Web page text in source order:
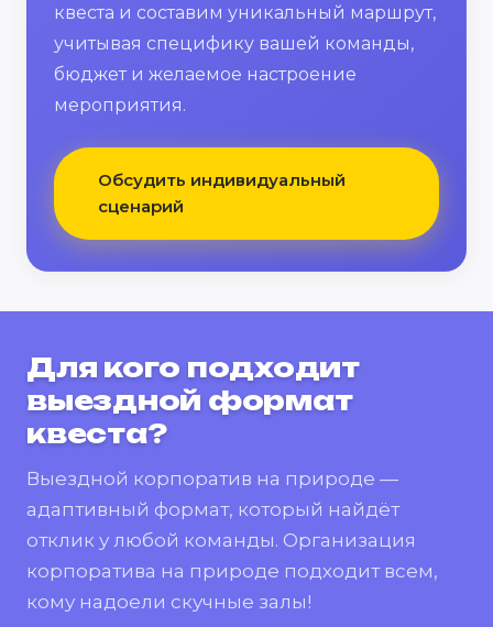
квеста и составим уникальный маршрут,
учитывая специфику вашей команды,
бюджет и желаемое настроение
мероприятия.
Обсудить индивидуальный
сценарий
Для кого подходит
выездной формат
квеста?
Выездной корпоратив на природе —
адаптивный формат, который найдёт
отклик у любой команды. Организация
корпоратива на природе подходит всем,
кому надоели скучные залы!